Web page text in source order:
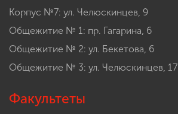
Корпус №7: ул. Челюскинцев, 9
Общежитие № 1: пр. Гагарина, 6
Общежитие № 2: ул. Бекетова, 6
Общежитие № 3: ул. Челюскинцев, 17
Факультеты